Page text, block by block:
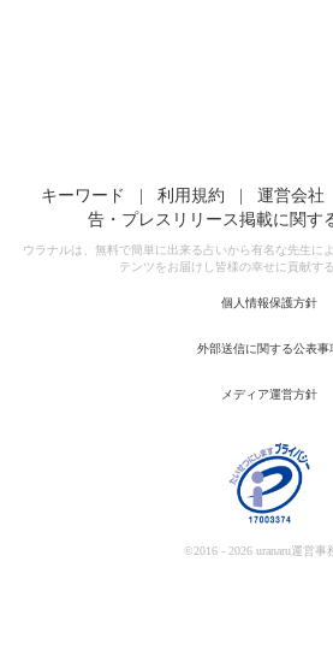
キーワード | 利用規約 | 運営会社
告・プレスリリース掲載に関す
ウラナルは、無料で簡単に出来る占いから有名な先生に
テンツをお届けし皆様の幸せに貢献す
個人情報保護方針
外部送信に関する公表事
メディア運営方針
©2016 - 2026 uranaru運営事